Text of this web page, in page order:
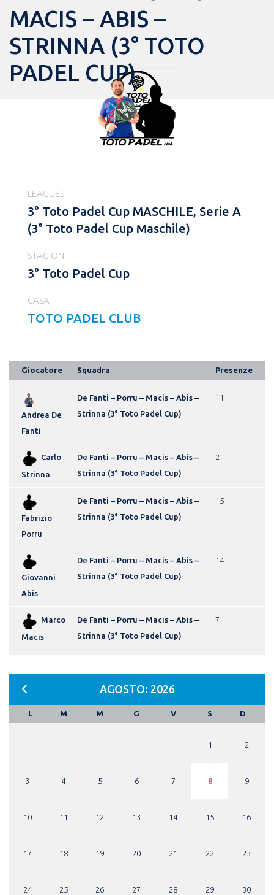
MACIS – ABIS –
STRINNA (3° TOTO
PADEL CUP)
LEAGUES
3° Toto Padel Cup MASCHILE, Serie A
(3° Toto Padel Cup Maschile)
STAGIONI
3° Toto Padel Cup
CASA
TOTO PADEL CLUB
Giocatore Squadra Presenze
Andrea De
Fanti
De Fanti – Porru – Macis – Abis –
Strinna (3° Toto Padel Cup)
11
Carlo
Strinna
De Fanti – Porru – Macis – Abis –
Strinna (3° Toto Padel Cup)
2
Fabrizio
Porru
De Fanti – Porru – Macis – Abis –
Strinna (3° Toto Padel Cup)
15
Giovanni
Abis
De Fanti – Porru – Macis – Abis –
Strinna (3° Toto Padel Cup)
14
Marco
Macis
De Fanti – Porru – Macis – Abis –
Strinna (3° Toto Padel Cup)
7
AGOSTO: 2026
L M M G V S D
1 2
3 4 5 6 7 8 9
10 11 12 13 14 15 16
17 18 19 20 21 22 23
24 25 26 27 28 29 30